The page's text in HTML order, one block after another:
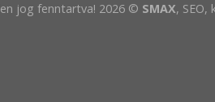
jog fenntartva! 2026 © SMAX, SEO,